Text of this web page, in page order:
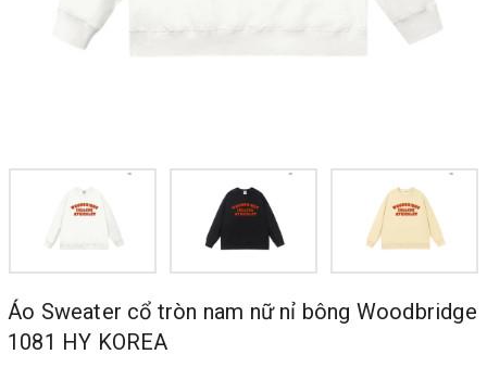
Áo Sweater cổ tròn nam nữ nỉ bông Woodbridge
1081 HY KOREA